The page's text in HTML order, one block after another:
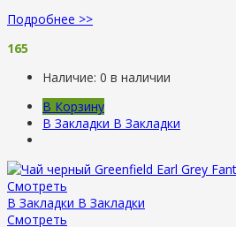
Подробнее >>
165
Наличие: 0 в наличии
В Корзину
В Закладки В Закладки
Смотреть
В Закладки В Закладки
Смотреть